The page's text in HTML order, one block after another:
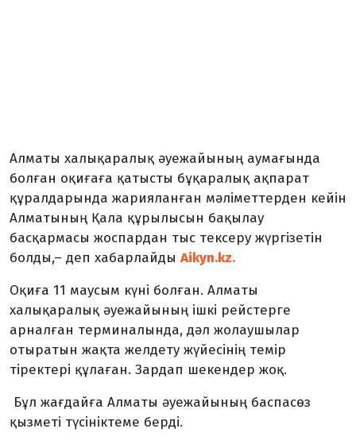
Алматы халықаралық әуежайының аумағында
болған оқиғаға қатысты бұқаралық ақпарат
құралдарында жарияланған мәліметтерден кейін
Алматының Қала құрылысын бақылау
басқармасы жоспардан тыс тексеру жүргізетін
болды,– деп хабарлайды Aikyn.kz.
Оқиға 11 маусым күні болған. Алматы
халықаралық әуежайының ішкі рейстерге
арналған терминалында, дәл жолаушылар
отыратын жақта желдету жүйесінің темір
тіректері құлаған. Зардап шекендер жоқ.
Бұл жағдайға Алматы әуежайының баспасөз
қызметі түсініктеме берді.